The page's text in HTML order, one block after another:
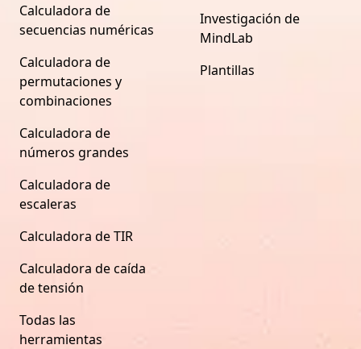
Calculadora de
secuencias numéricas
Calculadora de
permutaciones y
combinaciones
Calculadora de
números grandes
Calculadora de
escaleras
Calculadora de TIR
Calculadora de caída
de tensión
Todas las
herramientas
Investigación de
MindLab
Plantillas